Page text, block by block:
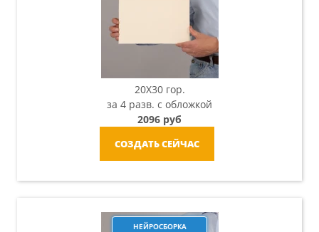
20X30 гор.
за 4 разв. с обложкой
2096 руб
СОЗДАТЬ СЕЙЧАС
НЕЙРОСБОРКА